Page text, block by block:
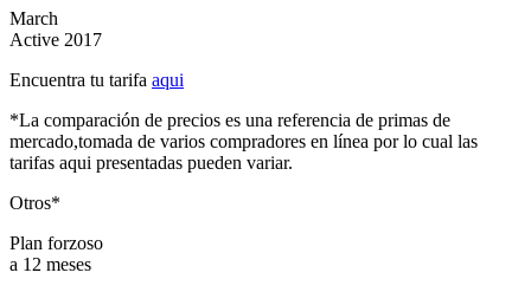
March
Active 2017
Encuentra tu tarifa aqui
*La comparación de precios es una referencia de primas de
mercado,tomada de varios compradores en línea por lo cual las
tarifas aqui presentadas pueden variar.
Otros*
Plan forzoso
a 12 meses